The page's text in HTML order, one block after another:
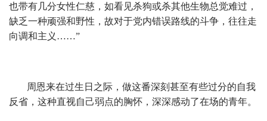
也带有几分女性仁慈，如看见杀狗或杀其他生物总觉难过，
缺乏一种顽强和野性，故对于党内错误路线的斗争，往往走
向调和主义……”
周恩来在过生日之际，做这番深刻甚至有些过分的自我
反省，这种直视自己弱点的胸怀，深深感动了在场的青年。